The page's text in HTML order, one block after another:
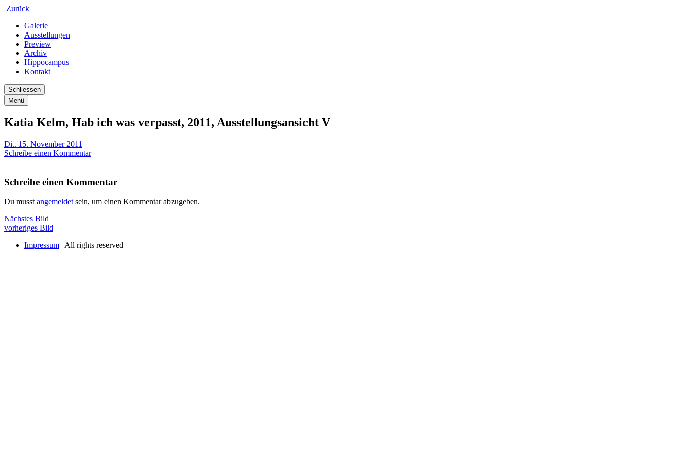
Zurück
Galerie
Ausstellungen
Preview
Archiv
Hippocampus
Kontakt
Schliessen
Menü
Katia Kelm, Hab ich was verpasst, 2011, Ausstellungsansicht V
Di.. 15. November 2011
Schreibe einen Kommentar
Schreibe einen Kommentar
Du musst angemeldet sein, um einen Kommentar abzugeben.
Nächstes Bild
vorheriges Bild
Impressum | All rights reserved